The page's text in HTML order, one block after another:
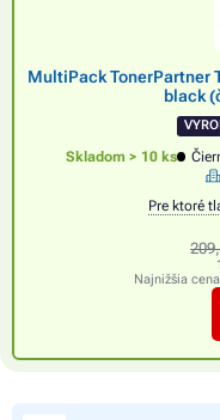
MultiPack TonerPartner
black
Skladom > 10 ks
Pre ktoré
Najnižšia